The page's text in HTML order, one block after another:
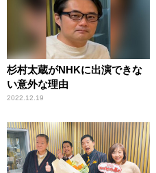
杉村太蔵がNHKに出演できな
い意外な理由
2022.12.19